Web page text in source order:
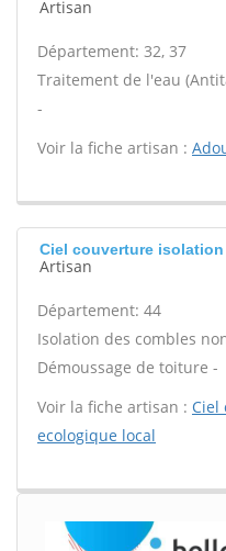
Artisan
Département: 32, 37
Traitement de l'eau
-
Voir la fiche artisan :
Ciel couverture
Artisan
Département: 44
Isolation des combles
Démoussage de toiture -
Voir la fiche artisan : Ciel
ecologique local